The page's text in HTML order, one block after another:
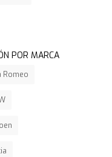
POR MARCA
Romeo